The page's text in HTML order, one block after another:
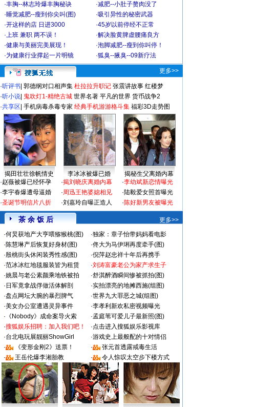
·丰胸--林志玲爆丰胸秘诀 ·减肥--小肚子赘肉没了
·睡觉减肥--瘦到你尖叫(图) ·吸引异性的秘密武器
·开这样的店 日进3000 ·45岁以前停经不正常
·上班 兼职 两不误！ ·解决脸黄脾虚腰痛良方
·健康与美丽完美展现！ ·泡脚减肥--瘦到你叫停！
·为健康行业撑起一片明镜 ·狐臭--腋臭--09新疗法
更多>>
·听评书 郭德纲对口相声集 杜拉拉升职记 张震讲故事 红楼梦
·听小说 鬼吹灯1-精绝古城 世界名著 平凡的世界 货币战争2
·共享区 手机病毒杀毒专家 经典手机游游格斗集 福彩3D走势图
揭田壮壮徐帆情史 李冰冰被爆已婚
揭秘生父离婚内幕
·赵薇被爆已经怀孕
·李宇春爆遭母逼婚
·圣诞节明信片八折
·揭刘晓庆离婚内幕
·周迅王艳婆媳相见
·刘嘉玲自曝正造人
·李幼斌新恋情曝光
·陆毅爱女照首曝光
·陈好新男友被曝光
茶 余 饭 后
更多>>
·何炅获地产大亨喂猕猴桃(图) ·独家：章子怡带妈妈看电影
·陈慧琳产后恢复好身材(图) ·佟大为马伊琍再度牵手(图)
·殷桃街头休闲装秀性感(图) ·倪萍赵忠祥十年后再携手
·范冰冰红地毯服装皆为租赁 ·刘涛富豪老公为家产求生子
·姚晨与老公素颜乘地铁被拍 ·舒淇醉酒瞬间惨被抓拍(图)
· 日军竟拿战俘做活体解剖 ·实拍漂亮的地摊西施(组图)
·盘点网坛大腕的暴烈脾气 ·世界九大罪恶之城(组图)
·美女办公室遭遇灵异事件 ·李孝利新欢私密视频曝光
· 《Nobody》成命案导火索 ·孟庭苇可爱儿子最新照(图)
·搜狐娱乐招聘：加入我们吧！ ·点击进入搜狐娱乐影视库
·台北电玩展靓丽ShowGirl ·游戏史上最般配的十对情侣
·
《变形金刚2》送票！ ·
张元首透露戒毒生活
·
王岳伦爆李湘胎教 · 令人惊叹太空步下楼方式